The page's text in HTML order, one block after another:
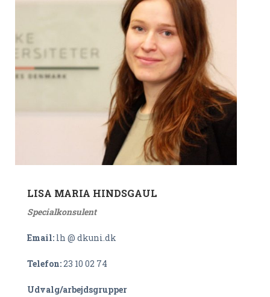
LISA MARIA HINDSGAUL
Specialkonsulent
Email: lh @ dkuni.dk
Telefon:23 10 02 74
Udvalg/arbejdsgrupper